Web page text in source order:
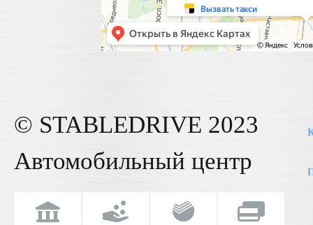
© STABLEDRIVE 2023
Автомобильный центр